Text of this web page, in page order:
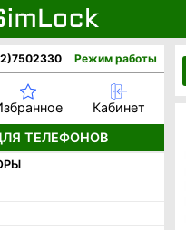
Режим работы
Кабинет
ТЕЛЕФОНОВ